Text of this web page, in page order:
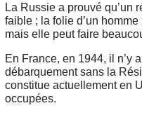
La Russie a prouvé qu’un
faible ; la folie d’un
mais elle peut faire
En France, en 1944, il n’y
débarquement sans la
constitue actuellement en
occupées.